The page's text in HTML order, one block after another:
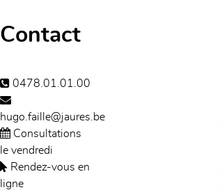
Contact
0478.01.01.00
hugo.faille@jaures.be
Consultations
le vendredi
Rendez-vous en
ligne